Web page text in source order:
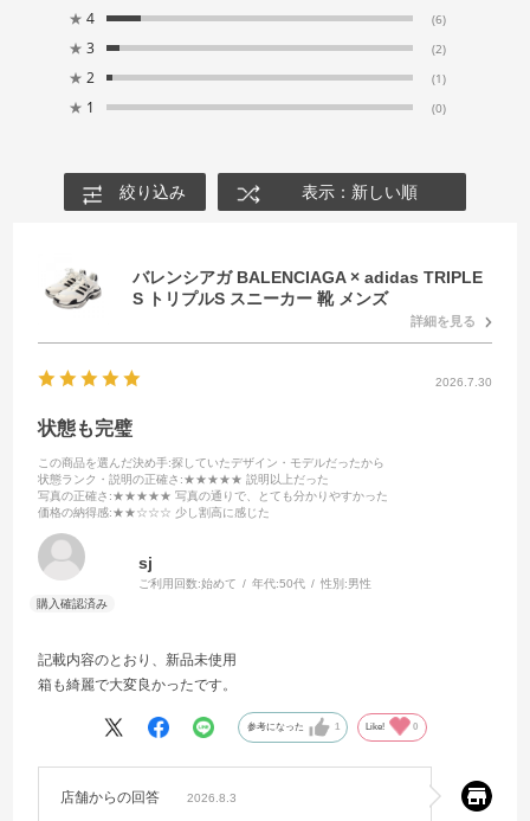
★ 4 (6)
★ 3 (2)
★ 2 (1)
★ 1 (0)
絞り込み 表示：新しい順
バレンシアガ BALENCIAGA × adidas TRIPLE
S トリプルS スニーカー 靴 メンズ
詳細を見る
2026.7.30
状態も完璧
この商品を選んだ決め手:探していたデザイン・モデルだったから
状態ランク・説明の正確さ :★★★★★ 説明以上だった
写真の正確さ :★★★★★ 写真の通りで、とても分かりやすかった
価格の納得感:★★☆☆☆ 少し割高に感じた
sj
ご利用回数:始めて 年代:50代 性別:男性
記載内容のとおり、新品未使用
箱も綺麗で大変良かったです。
参考になった 1 Like! 0
店舗からの回答 2026.8.3